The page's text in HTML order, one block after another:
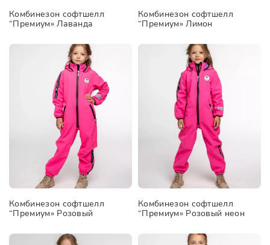
Комбинезон софтшелл
“Премиум» Лаванда
Комбинезон софтшелл
“Премиум» Лимон
Комбинезон софтшелл
“Премиум» Розовый
Комбинезон софтшелл
“Премиум» Розовый неон